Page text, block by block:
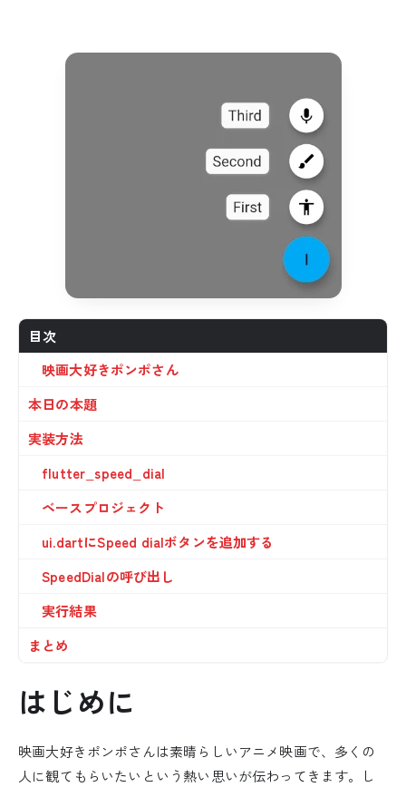
目次
映画大好きポンポさん
本日の本題
実装方法
flutter_speed_dial
ベースプロジェクト
ui.dartにSpeed dialボタンを追加する
SpeedDialの呼び出し
実行結果
まとめ
はじめに
映画大好きポンポさんは素晴らしいアニメ映画で、多くの
人に観てもらいたいという熱い思いが伝わってきます。し